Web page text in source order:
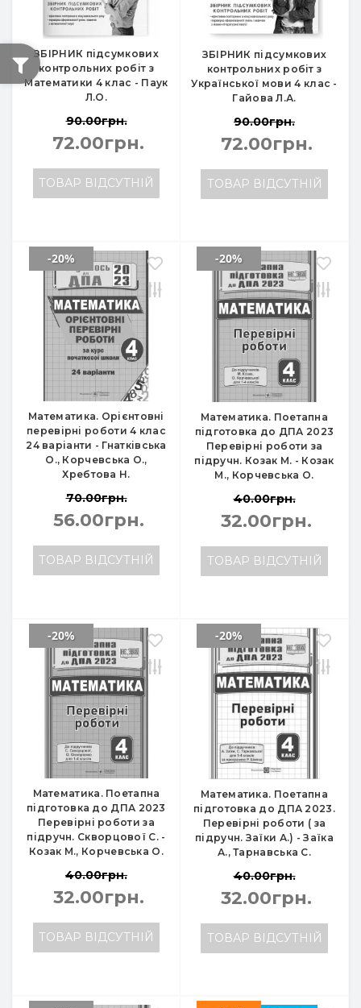
ЗБІРНИК підсумкових
контрольних робіт з
Математики 4 клас - Паук
Л.О.
90.00грн.
72.00грн.
ТОВАР ВІДСУТНІЙ
ЗБІРНИК підсумкових
контрольних робіт з
Української мови 4 клас -
Гайова Л.А.
90.00грн.
72.00грн.
ТОВАР ВІДСУТНІЙ
Математика. Орієнтовні
перевірні роботи 4 клас
24 варіанти - Гнатківська
О., Корчевська О.,
Хребтова Н.
-20%
70.00грн.
56.00грн.
ТОВАР ВІДСУТНІЙ
Математика. Поетапна
підготовка до ДПА 2023
Перевірні роботи за
підручн. Козак М. - Козак
М., Корчевська О.
-20%
40.00грн.
32.00грн.
ТОВАР ВІДСУТНІЙ
Математика. Поетапна
підготовка до ДПА 2023
Перевірні роботи за
підручн. Скворцової С. -
Козак М., Корчевська О.
-20%
40.00грн.
32.00грн.
ТОВАР ВІДСУТНІЙ
Математика. Поетапна
підготовка до ДПА 2023.
Перевірні роботи ( за
підручн. Заїки А.) - Заїка
А., Тарнавська С.
-20%
40.00грн.
32.00грн.
ТОВАР ВІДСУТНІЙ